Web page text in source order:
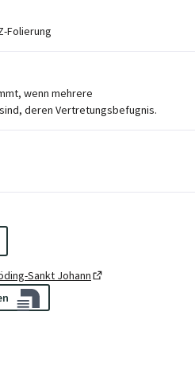
Folierung
wenn mehrere
deren Vertretungsbefugnis.
Sankt Johann